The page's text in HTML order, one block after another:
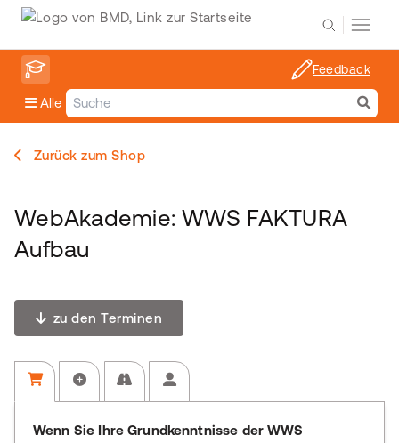
Alle
Feedback
Zurück zum Shop
WebAkademie: WWS FAKTURA
Aufbau
zu den Terminen
Wenn Sie Ihre Grundkenntnisse der WWS